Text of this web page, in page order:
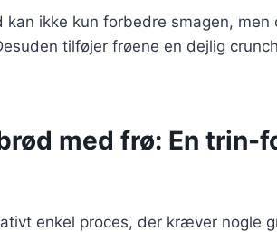
ikke kun forbedre smagen, men
tilføjer frøene en dejlig
med frø: En trin-
enkel proces, der kræver nogle